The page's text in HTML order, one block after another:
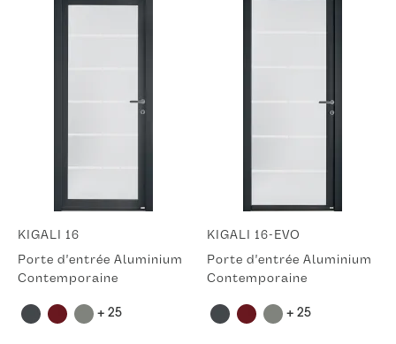
KIGALI 16
Porte d'entrée Aluminium
Contemporaine
+ 25
KIGALI 16-EVO
Porte d'entrée Aluminium
Contemporaine
+ 25